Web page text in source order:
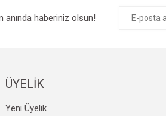
anında haberiniz olsun!
ÜYELİK
Yeni Üyelik